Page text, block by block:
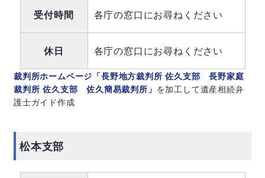
受付時間 各庁の窓口にお尋ねください
休日 各庁の窓口にお尋ねください
裁判所ホームページ「長野地方裁判所 佐久支部 長野家庭
裁判所 佐久支部 佐久簡易裁判所」 を加工して遺産相続弁
護士ガイド作成
松本支部